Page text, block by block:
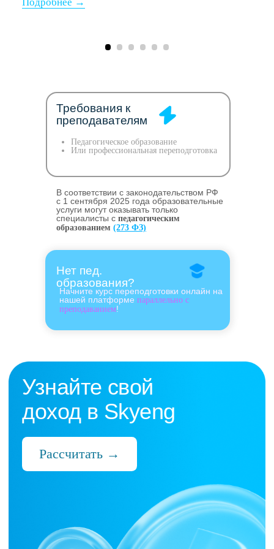
Педагогическое образование
Или профессиональная переподготовка
В соответствии с законодательством РФ
c 1 сентября 2025 года образовательные
услуги могут оказывать только
специалисты с педагогическим
образованием (273 ФЗ)
Начните курс переподготовки онлайн на
нашей платформе параллельно с
преподаванием!
Требования к
преподавателям
Нет пед.
образования?
Нас выбрали 10 000+
которые ценят:
Время
Готовые планы и материалы, онлайн-
платформа с автопроверкой заданий,
поддержка 24/7 и никакой бюрократии
Деньги
без штрафов и переработок, скрытых
условий и неприятных сюрпризов
Уважение к преподавателю и его